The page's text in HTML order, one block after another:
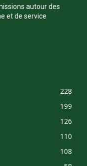
autour des
et de service
228
199
126
110
108